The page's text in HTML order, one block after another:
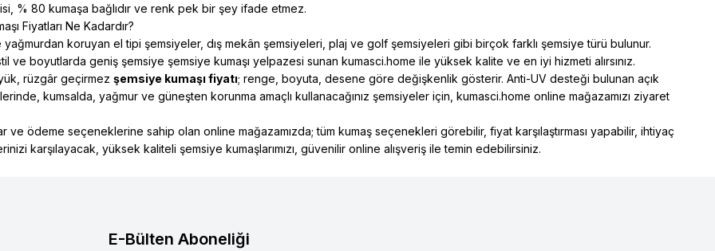
% 80 kumaşa bağlıdır ve renk pek bir şey ifade etmez.
Fiyatları Ne Kadardır?
yağmurdan koruyan el tipi şemsiyeler, dış mekân şemsiyeleri, plaj ve golf şemsiyeleri gibi birçok farklı şemsiye türü bulunur.
ve boyutlarda geniş şemsiye şemsiye kumaşı yelpazesi sunan kumasci.home ile yüksek kalite ve en iyi hizmeti alırsınız.
rüzgâr geçirmez şemsiye kumaşı fiyatı; renge, boyuta, desene göre değişkenlik gösterir. Anti-UV desteği bulunan açık
kumsalda, yağmur ve güneşten korunma amaçlı kullanacağınız şemsiyeler için, kumasci.home online mağazamızı ziyaret
ve ödeme seçeneklerine sahip olan online mağazamızda; tüm kumaş seçenekleri görebilir, fiyat karşılaştırması yapabilir, ihtiyaç
karşılayacak, yüksek kaliteli şemsiye kumaşlarımızı, güvenilir online alışveriş ile temin edebilirsiniz.
E-Bülten Aboneliği